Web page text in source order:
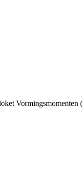
Vormingsmomenten (